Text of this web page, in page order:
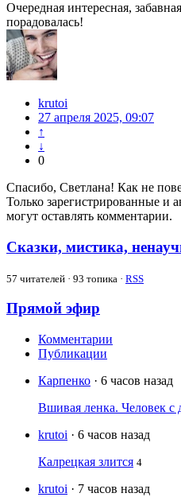
Очередная интересная,
порадовалась!
krutoi
27 апреля 2025, 09:07
↑
↓
0
Спасибо, Светлана! Как не
Только зарегистрированные и
могут оставлять комментарии.
Сказки, мистика,
57 читателей · 93 топика · RSS
Прямой эфир
Комментарии
Публикации
Карпенко · 6 часов назад
Вшивая ленка. Человек
krutoi · 6 часов назад
Калрецкая злится 4
krutoi · 7 часов назад